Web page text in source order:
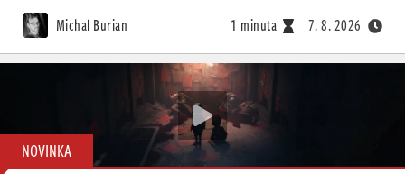
Michal Burian 1 minuta 7. 8. 2026
NOVINKA